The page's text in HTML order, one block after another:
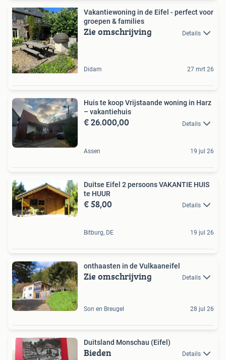
Vakantiewoning in de Eifel - perfect voor
groepen & families
Zie omschrijving Details
Didam 27 mrt 26
Huis te koop Vrijstaande woning in Harz
– vakantiehuis
€ 26.000,00 Details
Assen 19 jul 26
Duitse Eifel 2 persoons VAKANTIE HUIS
te HUUR
€ 58,00 Details
Bitburg, DE 19 jul 26
onthaasten in de Vulkaaneifel
Zie omschrijving Details
Son en Breugel 28 jul 26
Duitsland Monschau (Eifel)
Bieden Details